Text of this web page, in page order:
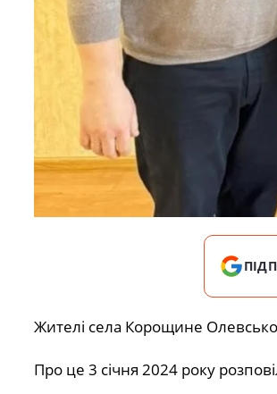
Жителі села Корощине
Про це 3 січня 2024 року